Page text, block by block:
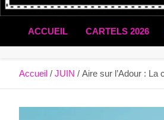
ACCUEIL CARTELS 2026
Accueil JUIN Aire sur l’Adour : La